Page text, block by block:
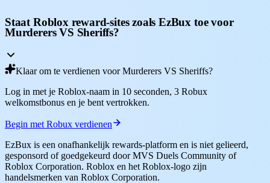
Staat Roblox reward-sites zoals EzBux toe voor
Murderers VS Sheriffs?
Klaar om te verdienen voor Murderers VS Sheriffs?
Log in met je Roblox-naam in 10 seconden, 3 Robux
welkomstbonus en je bent vertrokken.
Begin met Robux verdienen
EzBux is een onafhankelijk rewards-platform en is niet gelieerd,
gesponsord of goedgekeurd door MVS Duels Community of
Roblox Corporation. Roblox en het Roblox-logo zijn
handelsmerken van Roblox Corporation.